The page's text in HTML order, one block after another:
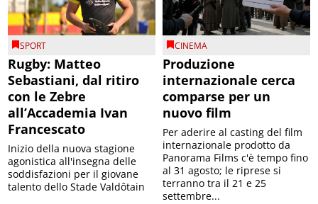
SPORT
Rugby: Matteo
Sebastiani, dal ritiro
con le Zebre
all’Accademia Ivan
Francescato
Inizio della nuova stagione
agonistica all'insegna delle
soddisfazioni per il giovane
talento dello Stade Valdôtain
CINEMA
Produzione
internazionale cerca
comparse per un
nuovo film
Per aderire al casting del film
internazionale prodotto da
Panorama Films c'è tempo fino
al 31 agosto; le riprese si
terranno tra il 21 e 25
settembre...